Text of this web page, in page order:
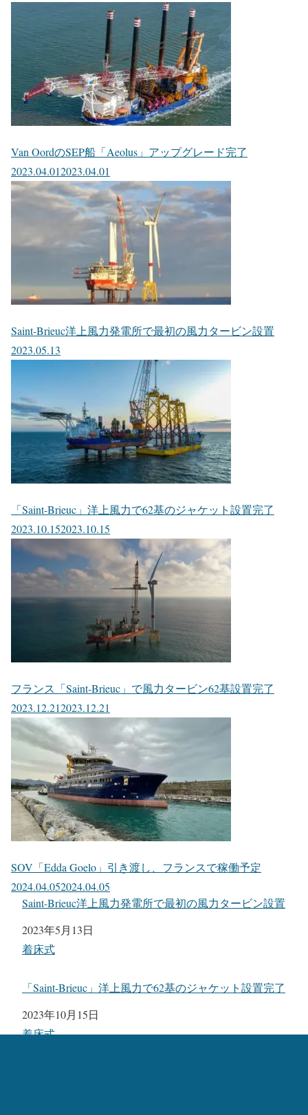
Van OordのSEP船「Aeolus」アップグレード完了
2023.04.012023.04.01
Saint-Brieuc洋上風力発電所で最初の風力タービン設置
2023.05.13
「Saint-Brieuc」洋上風力で62基のジャケット設置完了
2023.10.152023.10.15
フランス「Saint-Brieuc」で風力タービン62基設置完了
2023.12.212023.12.21
SOV「Edda Goelo」引き渡し、フランスで稼働予定
2024.04.052024.04.05
Saint-Brieuc洋上風力発電所で最初の風力タービン設置
日付
2023年5月13日
関連理由
着床式
「Saint-Brieuc」洋上風力で62基のジャケット設置完了
日付
2023年10月15日
関連理由
着床式